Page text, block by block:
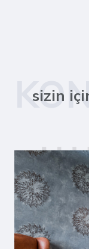
sizin